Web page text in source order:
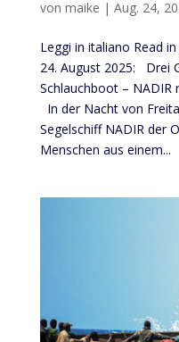
von maike | Aug. 24,
Leggi in italiano Read
24. August 2025: Drei
Schlauchboot –
In der Nacht von
Segelschiff NADIR der
Menschen aus einem...